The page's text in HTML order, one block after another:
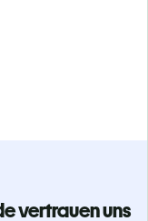
vertrauen uns